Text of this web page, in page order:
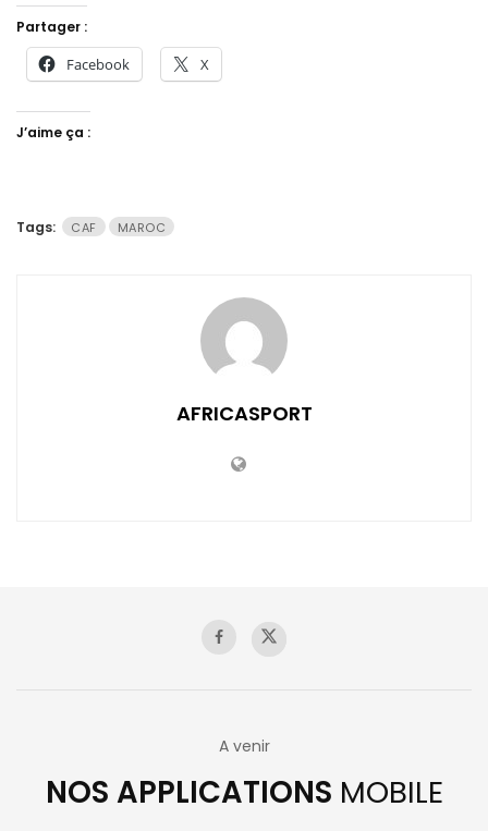
Partager :
Facebook X
J’aime ça :
Tags: CAF MAROC
AFRICASPORT
A venir
NOS APPLICATIONS MOBILE